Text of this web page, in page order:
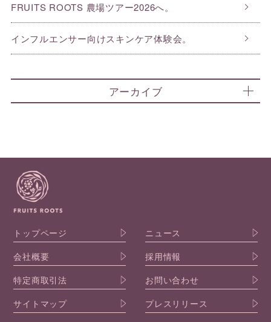
FRUITS ROOTS 農場ツアー2026へ。
インフルエンサー向けスキンケア体験会。
アーカイブ
トップページ
ニュース
会社概要
採用情報
特定商取引法
お問い合わせ
サイトマップ
プレスリリース